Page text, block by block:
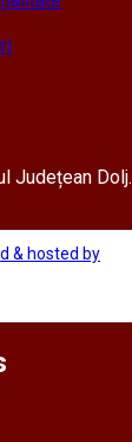
Județean
& hosted by